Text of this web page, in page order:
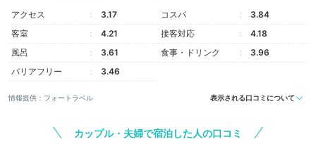
客室は87室。長崎の街を眼下に望む「プレミアムツイ
アクセス 3.17 コスパ
3.84
客室
4.21 接客対応
4.18
風呂
3.61 食事・ドリンク
3.96
バリアフリー
3.46
情報提供：フォートラベル 表示される口コミについて
カップル・夫婦で宿泊した人の口コミ